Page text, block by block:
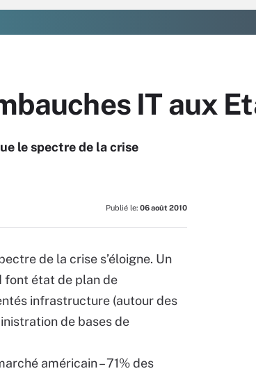
IT aux
le spectre de la crise
Publié le: 06 août 2010
de la crise s’éloigne. Un
font état de plan de
infrastructure (autour des
de bases de
américain – 71% des